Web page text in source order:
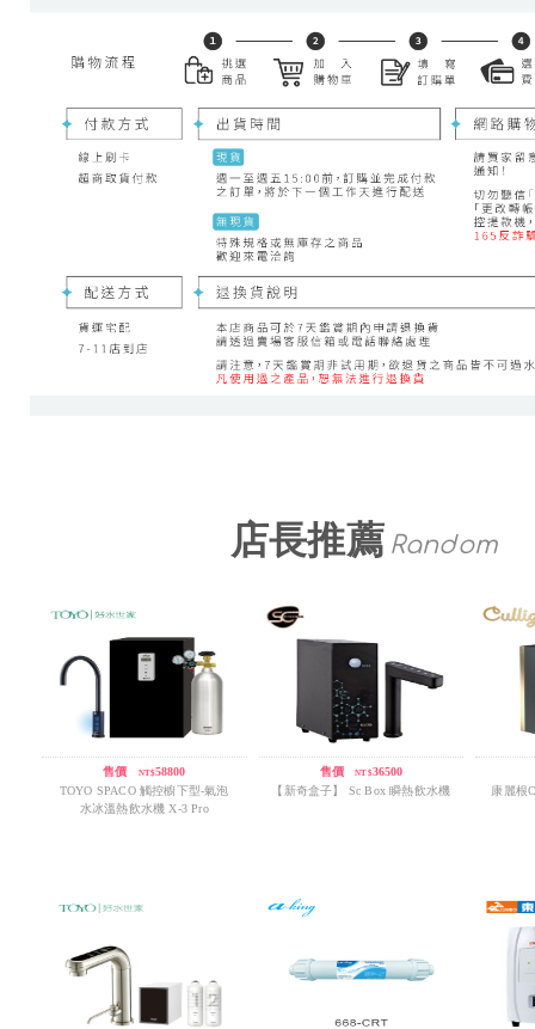
店長推薦 Random
售價 NT$58800
TOYO SPACO 觸控櫥下型-氣泡
水冰溫熱飲水機 X-3 Pro
售價/NT$36500
【新奇盒子】 Sc Box 瞬熱飲水機
康麗根